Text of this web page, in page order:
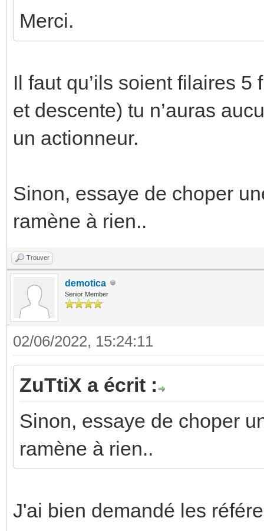
Merci.
Il faut qu’ils soient filaires
et descente) tu n’auras
un actionneur.
Sinon, essaye de choper
ramène à rien..
Trouver
demotica
Senior Member
02/06/2022, 15:24:11
ZuTtiX a écrit :
Sinon, essaye de choper
ramène à rien..
J'ai bien demandé les